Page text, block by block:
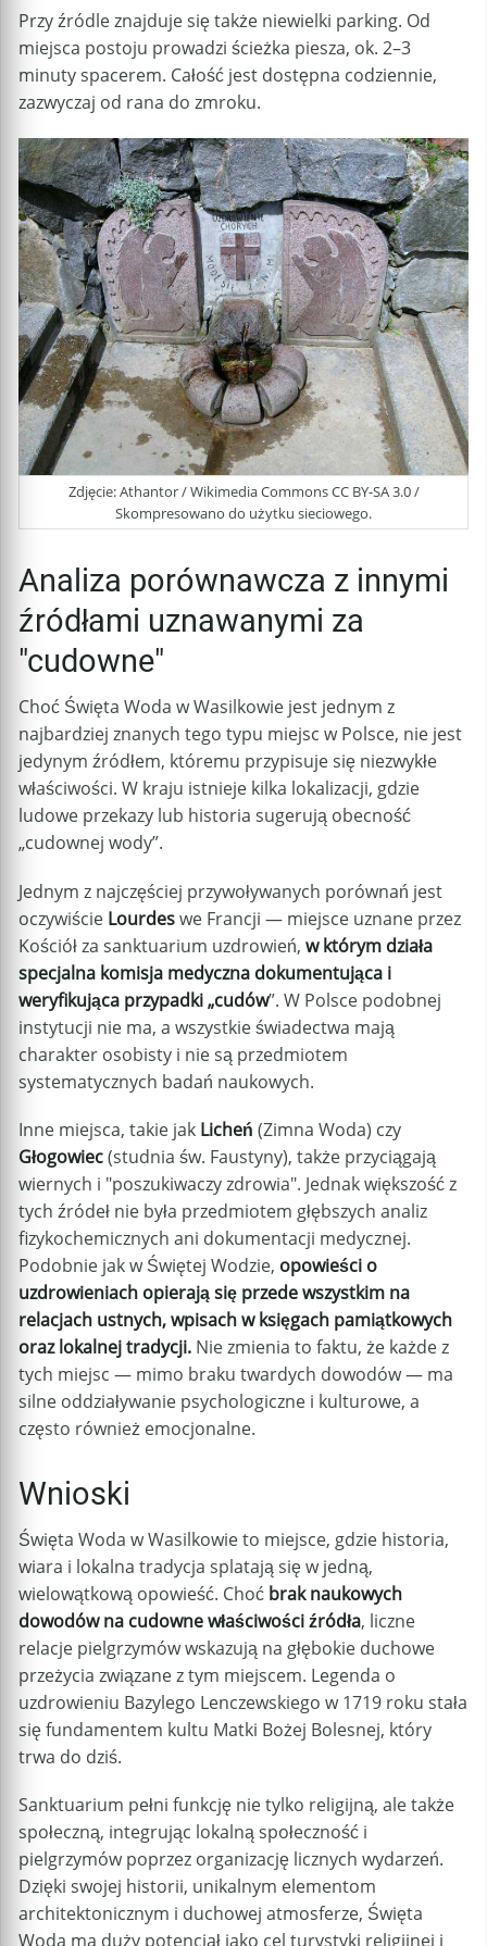
Przy źródle znajduje się także niewielki parking. Od
miejsca postoju prowadzi ścieżka piesza, ok. 2–3
minuty spacerem. Całość jest dostępna codziennie,
zazwyczaj od rana do zmroku.
Zdjęcie: Athantor / Wikimedia Commons CC BY-SA 3.0 /
Skompresowano do użytku sieciowego.
Analiza porównawcza z innymi
źródłami uznawanymi za
"cudowne"
Choć Święta Woda w Wasilkowie jest jednym z
najbardziej znanych tego typu miejsc w Polsce, nie jest
jedynym źródłem, któremu przypisuje się niezwykłe
właściwości. W kraju istnieje kilka lokalizacji, gdzie
ludowe przekazy lub historia sugerują obecność
„cudownej wody”.
Jednym z najczęściej przywoływanych porównań jest
oczywiście Lourdeswe Francji — miejsce uznane przez
Kościół za sanktuarium uzdrowień, w którym działa
specjalna komisja medyczna dokumentująca i
weryfikująca przypadki „cudów”. W Polsce podobnej
instytucji nie ma, a wszystkie świadectwa mają
charakter osobisty i nie są przedmiotem
systematycznych badań naukowych.
Inne miejsca, takie jak Licheń (Zimna Woda) czy
Głogowiec(studnia św. Faustyny), także przyciągają
wiernych i "poszukiwaczy zdrowia". Jednak większość z
tych źródeł nie była przedmiotem głębszych analiz
fizykochemicznych ani dokumentacji medycznej.
Podobnie jak w Świętej Wodzie, opowieści o
uzdrowieniach opierają się przede wszystkim na
relacjach ustnych, wpisach w księgach pamiątkowych
oraz lokalnej tradycji. Nie zmienia to faktu, że każde z
tych miejsc — mimo braku twardych dowodów — ma
silne oddziaływanie psychologiczne i kulturowe, a
często również emocjonalne.
Wnioski
Święta Woda w Wasilkowie to miejsce, gdzie historia,
wiara i lokalna tradycja splatają się w jedną,
wielowątkową opowieść. Choć brak naukowych
dowodów na cudowne właściwości źródła, liczne
relacje pielgrzymów wskazują na głębokie duchowe
przeżycia związane z tym miejscem. Legenda o
uzdrowieniu Bazylego Lenczewskiego w 1719 roku stała
się fundamentem kultu Matki Bożej Bolesnej, który
trwa do dziś.
Sanktuarium pełni funkcję nie tylko religijną, ale także
społeczną, integrując lokalną społeczność i
pielgrzymów poprzez organizację licznych wydarzeń.
Dzięki swojej historii, unikalnym elementom
architektonicznym i duchowej atmosferze, Święta
Woda ma duży potencjał jako cel turystyki religijnej i